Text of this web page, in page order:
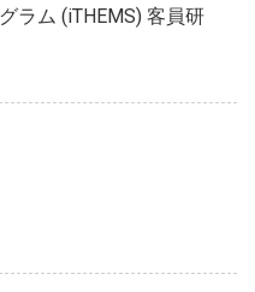
ラム (iTHEMS) 客員研